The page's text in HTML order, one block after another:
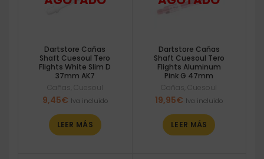
Dartstore Cañas
Shaft Cuesoul Tero
Flights White Slim D
37mm AK7
Cañas Cuesoul
9,45€ Iva incluido
LEER MÁS
Dartstore Cañas
Shaft Cuesoul Tero
Flights Aluminum
Pink G 47mm
Cañas ,Cuesoul
19,95€ Iva incluido
LEER MÁS